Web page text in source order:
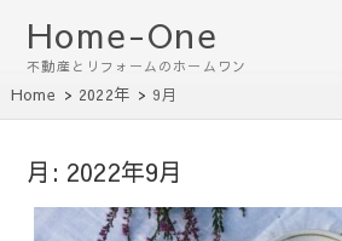
Home-One
不動産とリフォームのホームワン
Home 2022年 9月
月: 2022年9月